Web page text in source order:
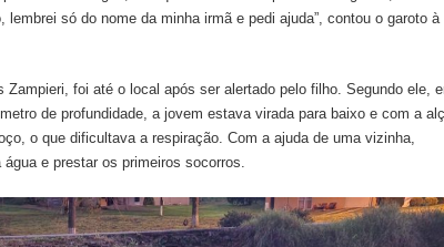
lembrei só do nome da minha irmã e pedi ajuda”, contou o garoto à
Zampieri, foi até o local após ser alertado pelo filho. Segundo ele,
de profundidade, a jovem estava virada para baixo e com a
o que dificultava a respiração. Com a ajuda de uma vizinha,
e prestar os primeiros socorros.